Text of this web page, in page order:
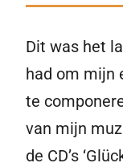
Dit was het
had om mijn
te
van mijn
de CD’s